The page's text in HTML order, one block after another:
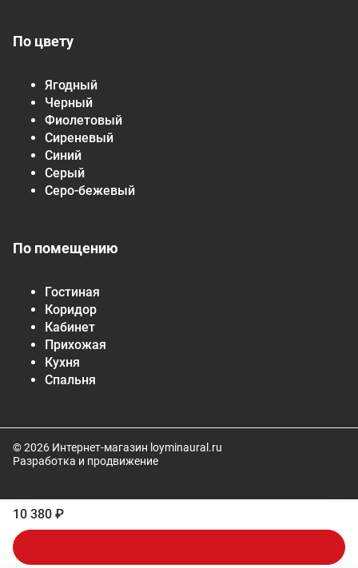
10 380 ₽
По цвету
Ягодный
Черный
Фиолетовый
Сиреневый
Синий
Серый
Серо-бежевый
По помещению
Гостиная
Коридор
Кабинет
Прихожая
Кухня
Спальня
© 2026 Интернет-магазин loyminaural.ru
Разработка и продвижение